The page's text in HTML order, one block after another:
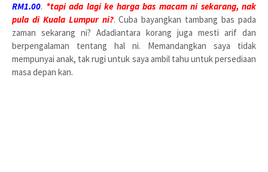
RM1.00. *tapi ada lagi ke harga bas macam ni sekarang, nak
pula di Kuala Lumpur ni?. Cuba bayangkan tambang bas pada
zaman sekarang ni? Adadiantara korang juga mesti arif dan
berpengalaman tentang hal ni. Memandangkan saya tidak
mempunyai anak, tak rugi untuk saya ambil tahu untuk persediaan
masa depan kan.